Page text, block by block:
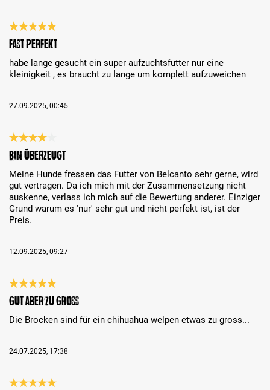
Análise com classificação de 5 de 5 estrelas
fast perfekt
habe lange gesucht ein super aufzuchtsfutter nur eine
kleinigkeit , es braucht zu lange um komplett aufzuweichen
27.09.2025, 00:45
Análise com classificação de 4 de 5 estrelas
Bin überzeugt
Meine Hunde fressen das Futter von Belcanto sehr gerne, wird
gut vertragen. Da ich mich mit der Zusammensetzung nicht
auskenne, verlass ich mich auf die Bewertung anderer. Einziger
Grund warum es 'nur' sehr gut und nicht perfekt ist, ist der
Preis.
12.09.2025, 09:27
Análise com classificação de 5 de 5 estrelas
Gut aber zu gross
Die Brocken sind für ein chihuahua welpen etwas zu gross...
24.07.2025, 17:38